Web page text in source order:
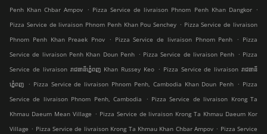
Penh Khan Chbar Ampov
. Pizza Service de livraison Phnom Penh Khan Dangkor .
Pizza Service de livraison Phnom Penh Khan Pou Senchey . Pizza Service de livraison
Phnom Penh Khan Preaek Pnov
. Pizza Service de livraison Phnom Penh . Pizza
Service de livraison Penh Khan Doun Penh . Pizza Service de livraison Penh . Pizza
Service de livraison រាជធានីភ្នំេពញ Khan Russey Keo . Pizza Service de livraison រាជធានី
ភ្នំេពញ
. Pizza Service de livraison Phnom Penh, Cambodia Khan Doun Penh . Pizza
Service de livraison Phnom Penh, Cambodia
. Pizza Service de livraison Krong Ta
Khmau Daeum Mean Village . Pizza Service de livraison Krong Ta Khmau Daeum Kor
Village . Pizza Service de livraison Krong Ta Khmau Khan Chbar Ampov . Pizza Service